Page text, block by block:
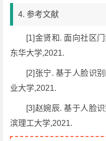
4. 参考文献
[1]金贤和. 面向社区
东华大学,2021.
[2]张宁. 基于人脸识
业大学,2021.
[3]赵婉辰. 基于人脸
滨理工大学,2021.